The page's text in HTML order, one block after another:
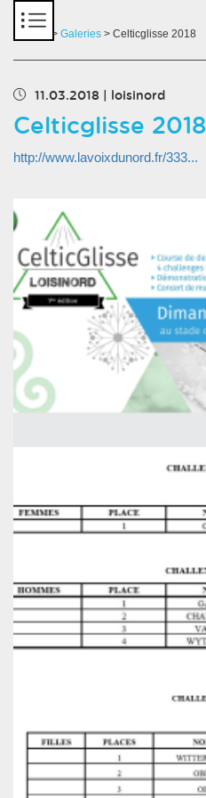
> Galeries > Celticglisse 2018
11.03.2018 loisinord
Celticglisse 2018
http://www.lavoixdunord.fr/333...
Chargement des images en cours...